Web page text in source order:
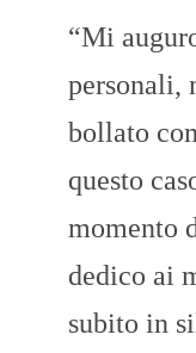
“Mi
personali,
bollato
questo
momento
dedico ai
subito in